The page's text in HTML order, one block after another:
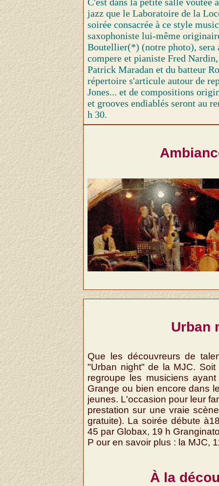
C'est dans la petite salle voûtée
jazz que le Laboratoire de la
soirée consacrée à ce style
saxophoniste lui-même
Boutellier(*) (notre photo), sera
compere et pianiste Fred
Patrick Maradan et du batteur
répertoire s'articule autour de
Jones... et de compositions
et grooves endiablés seront au
h 30.
Urban
Que les découvreurs de
"Urban night" de la MJC.
regroupe les musiciens
Grange ou bien encore dans
jeunes. L'occasion pour leur
prestation sur une vraie
gratuite). La soirée débute
45 par Globax, 19 h
P our en savoir plus : la MJC,
À la